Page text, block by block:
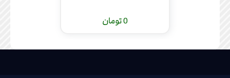
0 تومان